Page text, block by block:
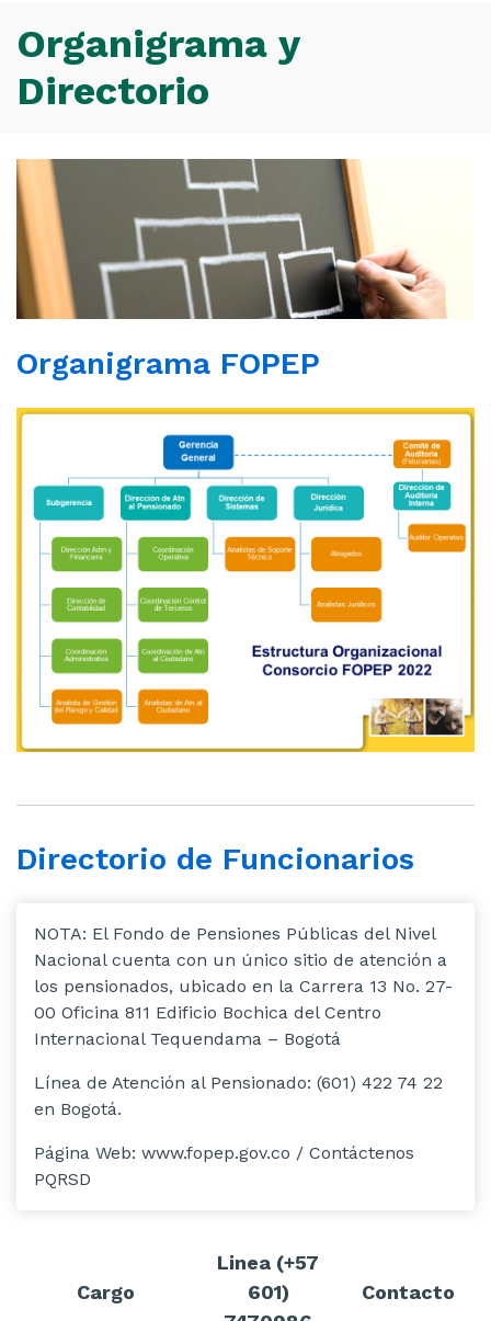
Organigrama y
Directorio
Organigrama FOPEP
Directorio de Funcionarios
NOTA: El Fondo de Pensiones Públicas del Nivel
Nacional cuenta con un único sitio de atención a
los pensionados, ubicado en la Carrera 13 No. 27-
00 Oficina 811 Edificio Bochica del Centro
Internacional Tequendama – Bogotá
Línea de Atención al Pensionado: (601) 422 74 22
en Bogotá.
Página Web: www.fopep.gov.co / Contáctenos
PQRSD
Cargo
Linea (+57
601)
Contacto